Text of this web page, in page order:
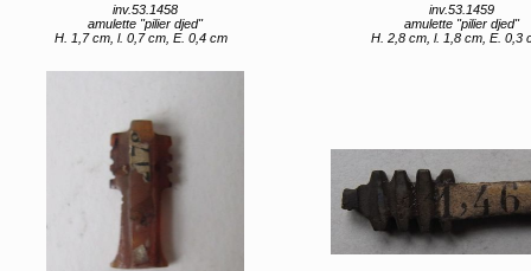
inv.53.1458
amulette "pilier djed"
H. 1,7 cm, l. 0,7 cm, E. 0,4 cm
inv.53.1459
amulette "pilier djed"
H. 2,8 cm, l. 1,8 cm, E. 0,3